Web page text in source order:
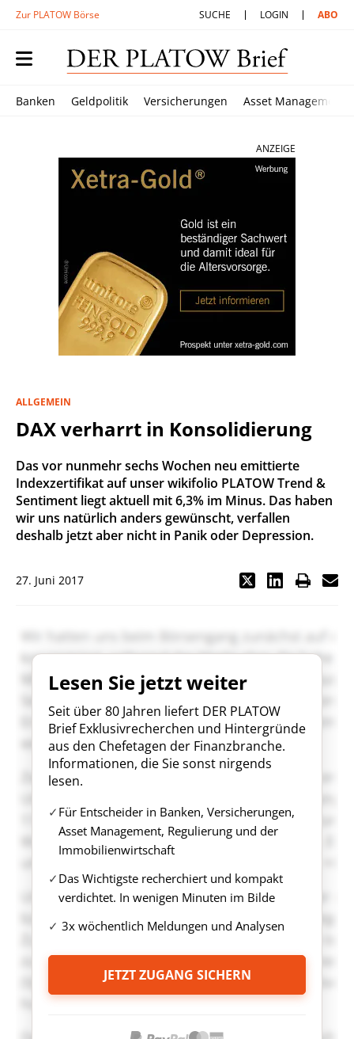
Zur PLATOW Börse SUCHE LOGIN ABO
Banken Geldpolitik Versicherungen Asset Management
ANZEIGE
ALLGEMEIN
DAX verharrt in Konsolidierung
Das vor nunmehr sechs Wochen neu emittierte
Indexzertifikat auf unser wikifolio PLATOW Trend &
Sentiment liegt aktuell mit 6,3% im Minus. Das haben
wir uns natürlich anders gewünscht, verfallen
deshalb jetzt aber nicht in Panik oder Depression.
27. Juni 2017
Lesen Sie jetzt weiter
Seit über 80 Jahren liefert DER PLATOW
Brief Exklusivrecherchen und Hintergründe
aus den Chefetagen der Finanzbranche.
Informationen, die Sie sonst nirgends
lesen.
Für Entscheider in Banken, Versicherungen,
Asset Management, Regulierung und der
Immobilienwirtschaft
Das Wichtigste recherchiert und kompakt
verdichtet. In wenigen Minuten im Bilde
3x wöchentlich Meldungen und Analysen
JETZT ZUGANG SICHERN